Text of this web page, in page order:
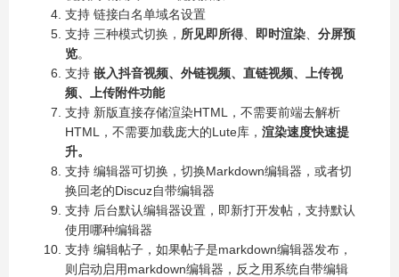
支持 链接白名单域名设置
支持 三种模式切换， 所见即所得 即时渲染
分屏预
览。
支持 嵌入抖音视频、外链视频、直链视频、上传视
频、上传附件功能
支持 新版直接存储渲染HTML，不需要前端去解析
HTML，不需要加载庞大的Lute库， 渲染速度快速提
升。
支持 编辑器可切换，切换Markdown编辑器，或者切
换回老的Discuz自带编辑器
支持 后台默认编辑器设置，即新打开发帖，支持默认
使用哪种编辑器
支持 编辑帖子，如果帖子是markdown编辑器发布，
则启动启用markdown编辑器，反之用系统自带编辑